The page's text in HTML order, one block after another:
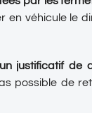
véhicule le
justificatif de
possible de